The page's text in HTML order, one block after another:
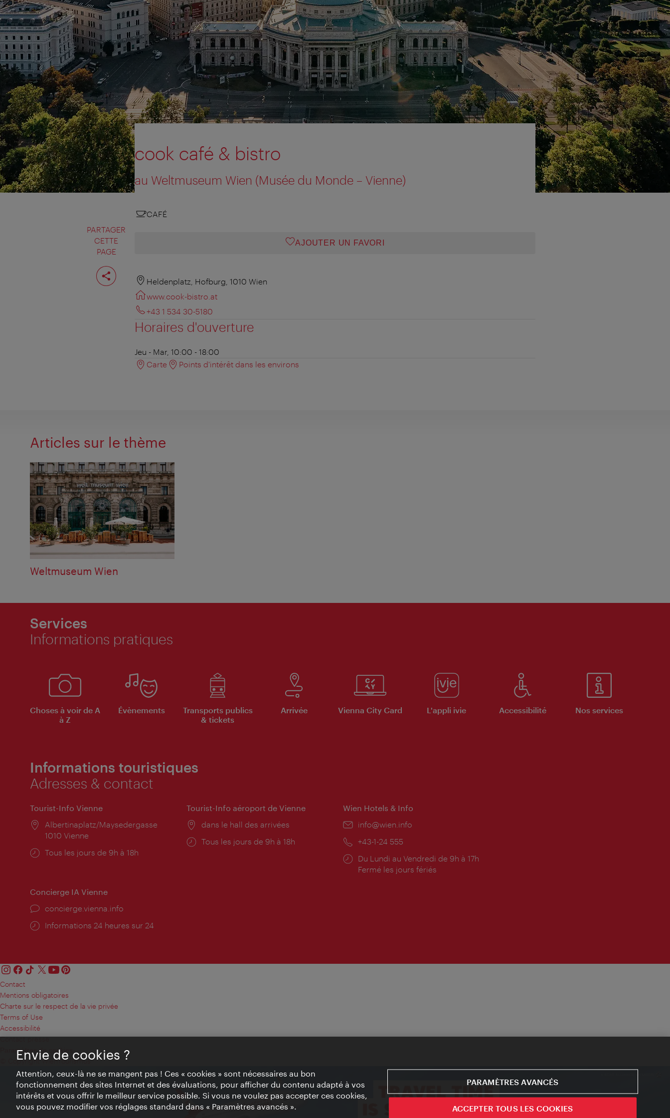
PARTAGER
CETTE
PAGE
Partager
cette
page
cook café & bistro
au Weltmuseum Wien (Musée du Monde – Vienne)
CAFÉ
AJOUTER UN FAVORI
Heldenplatz, Hofburg, 1010 Wien
www.cook-bistro.at
+43 1 534 30-5180
Horaires d'ouverture
Jeu - Mar, 10:00 - 18:00
Carte
Points d'intérêt dans les environs
Articles sur le thème
Weltmuseum Wien
Services
Informations pratiques
Choses à voir de A
à Z
Évènements
Transports publics
& tickets
Arrivée Vienna City Card L'appli ivie Accessibilité Nos services
Informations touristiques
Adresses & contact
Tourist-Info Vienne
Lieu:
Albertinaplatz/Maysedergasse
1010 Vienne
Horaires
Tous les jours de 9h à 18h
Tourist-Info aéroport de Vienne
Lieu:
dans le hall des arrivées
Horaires
Tous les jours de 9h à 18h
Wien Hotels & Info
E-
info@wien.info
Téléphone:
+43-1-24 555
Horaires
d'ouverture:
Du Lundi au Vendredi de 9h à 17h
Fermé les jours fériés
Concierge IA Vienne
Ort:
concierge.vienna.info
Öffnungszeiten:
Informations 24 heures sur 24
Contact
Mentions obligatoires
Charte sur le respect de la vie privée
Terms of Use
Accessibilité
Contact presse
Paramètres de cookies
© Copyright WienTourismus
Envie de cookies ?
Attention, ceux-là ne se mangent pas ! Ces « cookies » sont nécessaires au bon
fonctionnement des sites Internet et des évaluations, pour afficher du contenu adapté à vos
intérêts et vous offrir le meilleur service possible. Si vous ne voulez pas accepter ces cookies,
vous pouvez modifier vos réglages standard dans « Paramètres avancés ».
PARAMÈTRES AVANCÉS
ACCEPTER TOUS LES COOKIES